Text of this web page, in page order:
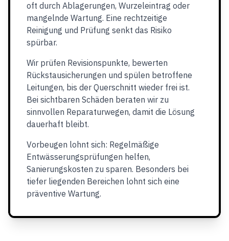
oft durch Ablagerungen, Wurzeleintrag oder
mangelnde Wartung. Eine rechtzeitige
Reinigung und Prüfung senkt das Risiko
spürbar.
Wir prüfen Revisionspunkte, bewerten
Rückstausicherungen und spülen betroffene
Leitungen, bis der Querschnitt wieder frei ist.
Bei sichtbaren Schäden beraten wir zu
sinnvollen Reparaturwegen, damit die Lösung
dauerhaft bleibt.
Vorbeugen lohnt sich: Regelmäßige
Entwässerungsprüfungen helfen,
Sanierungskosten zu sparen. Besonders bei
tiefer liegenden Bereichen lohnt sich eine
präventive Wartung.